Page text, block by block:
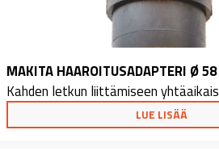
MAKITA HAAROITUSADAPTERI Ø
Kahden letkun liittämiseen
LUE LISÄÄ